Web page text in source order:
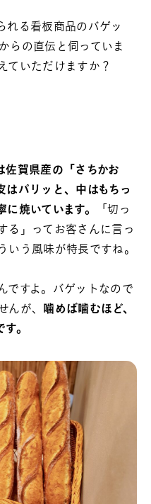
れる看板商品のバゲッ
らの直伝と伺っていま
ていただけますか？
佐賀県産の「さちかお
はパリッと、中はもちっ
焼いています。
「切っ
る」ってお客さんに言っ
いう風味が特長ですね。
ですよ。バゲットなので
んが、 噛めば噛むほど、
。